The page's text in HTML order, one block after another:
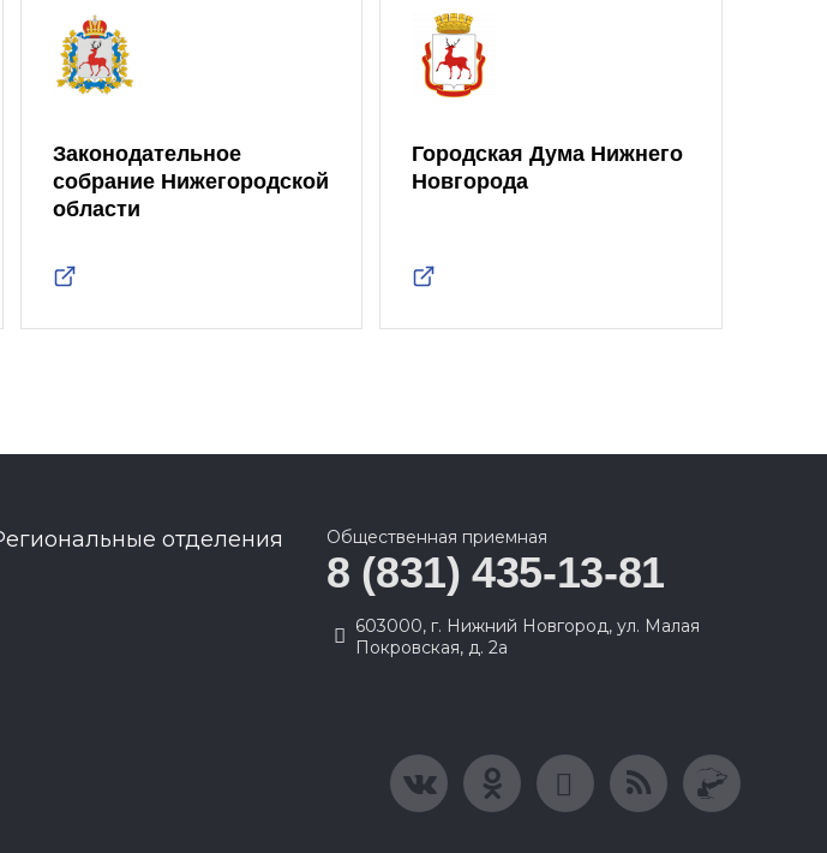
Законодательное
собрание Нижегородской
области
Городская Дума Нижнего
Новгорода
отделения Общественная приемная
8 (831) 435-13-81
603000, г. Нижний Новгород, ул. Малая
Покровская, д. 2а